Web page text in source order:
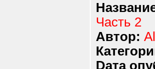
Часть 2
Автор:
Dата